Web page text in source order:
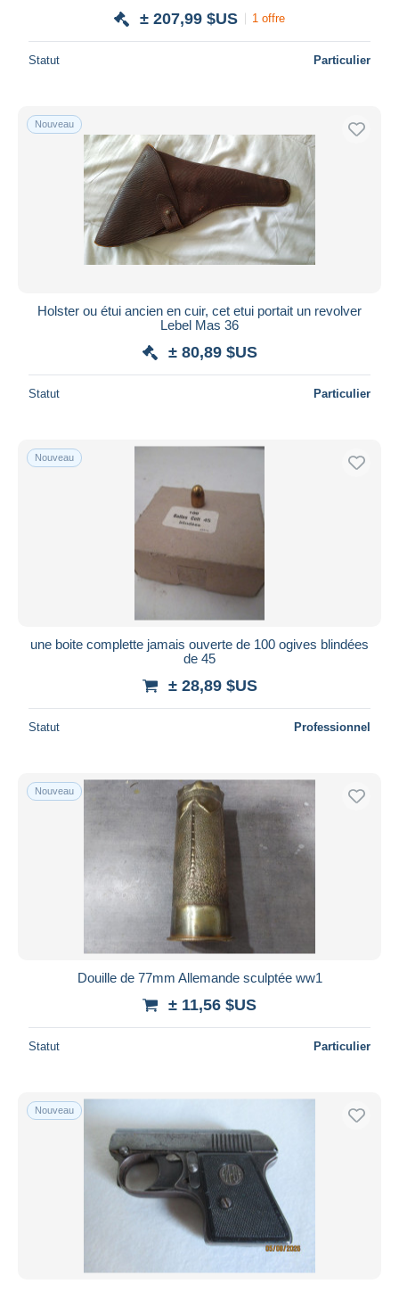
Prix
Uniquement en réduction
Livraison gratuite
Méthodes de paiement
PayPal
Virement bancaire
Visa
Mastercard
iDeal
± 207,99 $US 1 offre
Statut Particulier
Nouveau
Holster ou étui ancien en cuir, cet etui portait un revolver
Lebel Mas 36
± 80,89 $US
Statut Particulier
Nouveau
une boite complette jamais ouverte de 100 ogives blindées
de 45
± 28,89 $US
Statut Professionnel
Nouveau
Douille de 77mm Allemande sculptée ww1
± 11,56 $US
Statut Particulier
Nouveau